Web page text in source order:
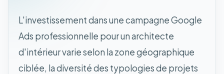
L'investissement dans une campagne Google
Ads professionnelle pour un architecte
d'intérieur varie selon la zone géographique
ciblée, la diversité des typologies de projets